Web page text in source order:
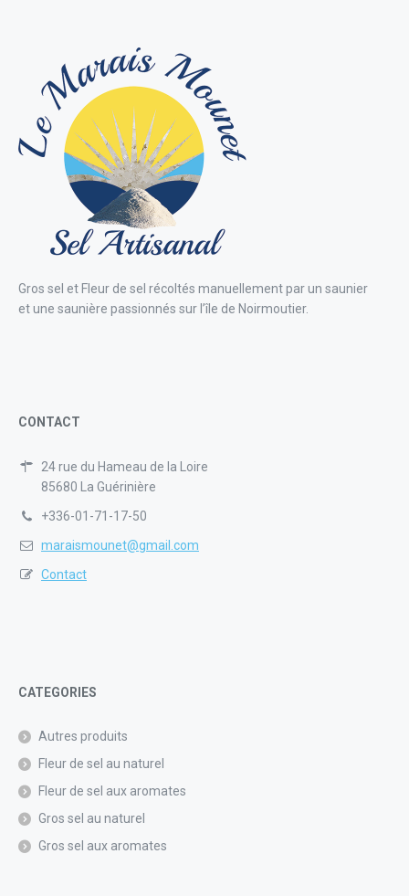
Gros sel et Fleur de sel récoltés manuellement par un saunier
et une saunière passionnés sur l’île de Noirmoutier.
CONTACT
24 rue du Hameau de la Loire
85680 La Guérinière
+336-01-71-17-50
maraismounet@gmail.com
Contact
CATEGORIES
Autres produits
Fleur de sel au naturel
Fleur de sel aux aromates
Gros sel au naturel
Gros sel aux aromates